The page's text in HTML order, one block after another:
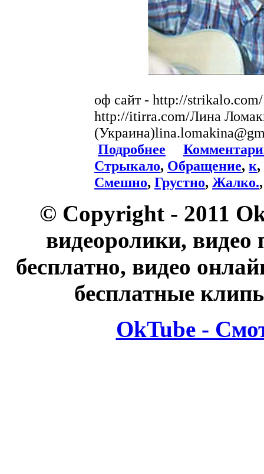
оф сайт - http://
http://itirra.com/Лина
Подробнее
Стрыкало, Обращение, к,
Смешно, Грустно, Жалко.
© Copyright - 2011
видеоролики, видео
бесплатно, видео
бесплатные
OkTube -